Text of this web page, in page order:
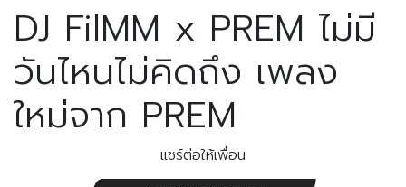
DJ FilMM x PREM ไม่มี
วันไหนไม่คิดถึง เพลง
ใหม่จาก PREM
แชร์ต่อให้เพื่อน